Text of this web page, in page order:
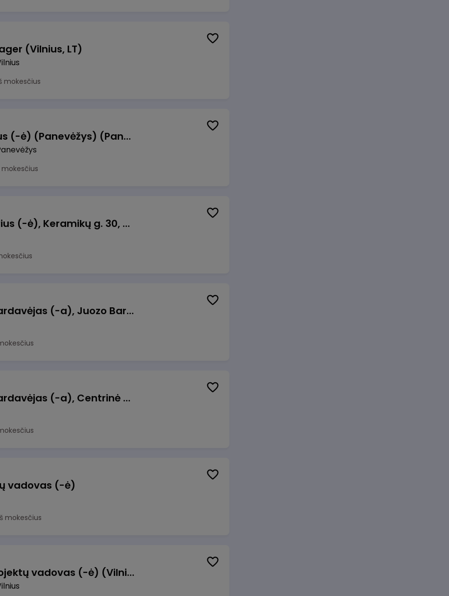
(Vilnius, LT)
mokesčius
Manevrų operatorius (-ė) (Panevėžys) (Panevėžys, LT)
mokesčius
Taromato operatorius (-ė), Keramikų g. 30, Neveronys
Kasininkas (-ė) - pardavėjas (-a), Juozo Bartašiaus g. 1, Utena
Kasininkas (-ė) - pardavėjas (-a), Centrinė g. 62, Galgiai
vadovas (-ė)
mokesčius
Transformacijos projektų vadovas (-ė) (Vilnius, LT)